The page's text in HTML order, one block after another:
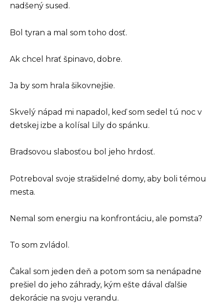
nadšený sused.
Bol tyran a mal som toho dosť.
Ak chcel hrať špinavo, dobre.
Ja by som hrala šikovnejšie.
Skvelý nápad mi napadol, keď som sedel tú noc v
detskej izbe a kolísal Lily do spánku.
Bradsovou slabosťou bol jeho hrdosť.
Potreboval svoje strašidelné domy, aby boli témou
mesta.
Nemal som energiu na konfrontáciu, ale pomsta?
To som zvládol.
Čakal som jeden deň a potom som sa nenápadne
prešiel do jeho záhrady, kým ešte dával ďalšie
dekorácie na svoju verandu.